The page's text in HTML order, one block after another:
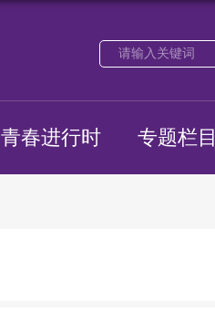
青春进行时 专题栏目